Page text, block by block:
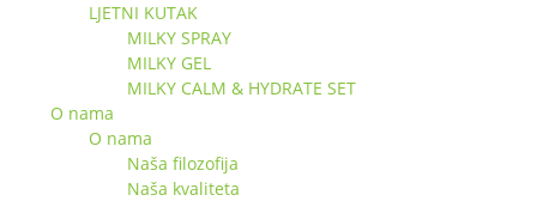
LJETNI KUTAK
MILKY SPRAY
MILKY GEL
MILKY CALM & HYDRATE SET
O nama
O nama
Naša filozofija
Naša kvaliteta